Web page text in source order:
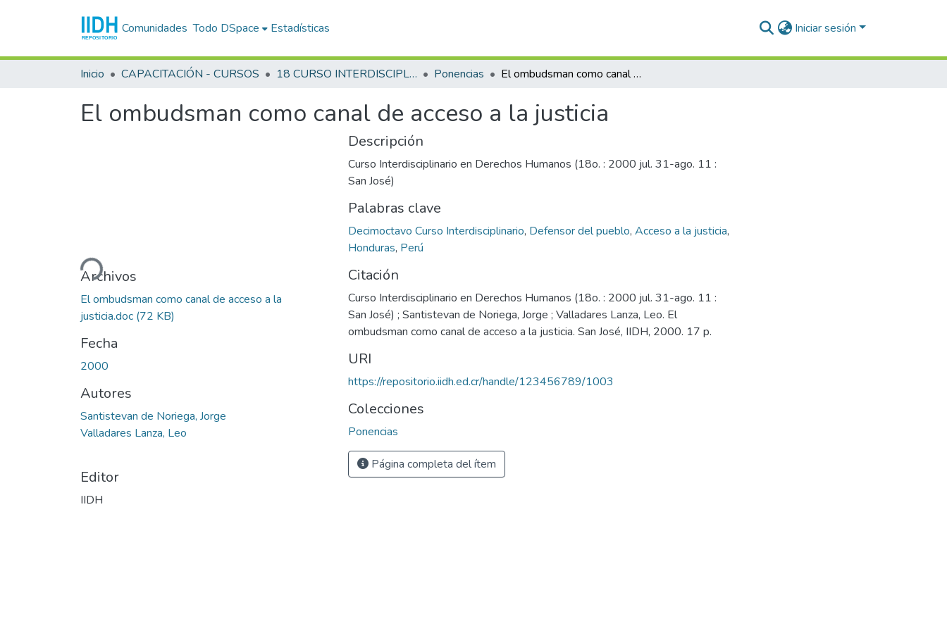
Comunidades Todo DSpace Estadísticas Iniciar sesión
Inicio CAPACITACIÓN - CURSOS 18 CURSO INTERDISCIPLINARIO EN DERECHOS HUMANOS (18o. : 2000 jul. 31-ago. 11 : San José) Ponencias El ombudsman como canal de acceso a la justicia
El ombudsman como canal de acceso a la justicia
Cargando...
Archivos
El ombudsman como canal de acceso a la
justicia.doc (72 KB)
Fecha
2000
Autores
Santistevan de Noriega, Jorge
Valladares Lanza, Leo
Editor
IIDH
Descripción
Curso Interdisciplinario en Derechos Humanos (18o. : 2000 jul. 31-ago. 11 :
San José)
Palabras clave
Decimoctavo Curso Interdisciplinario, Defensor del pueblo, Acceso a la justicia,
Honduras, Perú
Citación
Curso Interdisciplinario en Derechos Humanos (18o. : 2000 jul. 31-ago. 11 :
San José) ; Santistevan de Noriega, Jorge ; Valladares Lanza, Leo. El
ombudsman como canal de acceso a la justicia. San José, IIDH, 2000. 17 p.
URI
https://repositorio.iidh.ed.cr/handle/123456789/1003
Colecciones
Ponencias
Página completa del ítem